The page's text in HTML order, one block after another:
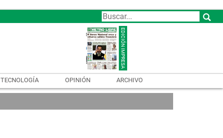
TECNOLOGÍA OPINIÓN ARCHIVO